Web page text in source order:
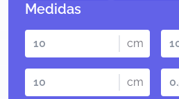
Medidas
cm
cm